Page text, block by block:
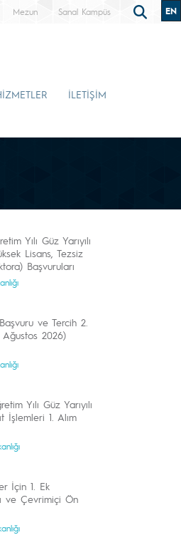
Mezun Sanal Kampüs EN
İLETİŞİM
Yılı Güz Yarıyılı
Lisans, Tezsiz
Başvuruları
ve Tercih 2.
Ağustos 2026)
Yılı Güz Yarıyılı
İşlemleri 1. Alım
İçin 1. Ek
ve Çevrimiçi Ön